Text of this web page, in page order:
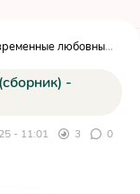
любовные романы
-
- 11:01 3 0